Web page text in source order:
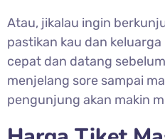
Atau, jikalau ingin
pastikan kau dan
cepat dan datang
menjelang sore sampai
pengunjung akan makin